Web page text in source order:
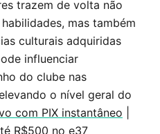
trazem de volta não
mas também
culturais adquiridas
influenciar
do clube nas
o nível geral do
com PIX instantâneo
R$500 no e37